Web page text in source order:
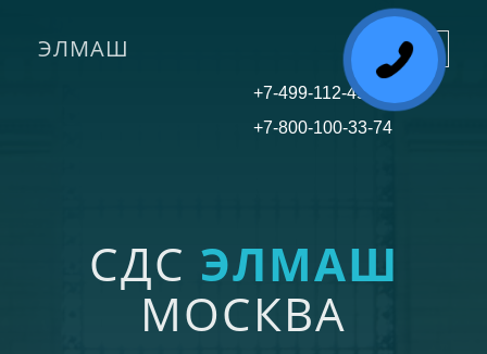
Toggle
ЭЛМАШ
СДС ЭЛМАШ
МОСКВА
+7-499-112-45-81
+7-800-100-33-74